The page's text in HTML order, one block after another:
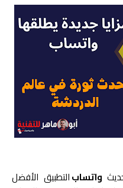
واتسابالتطبيق الأفضل